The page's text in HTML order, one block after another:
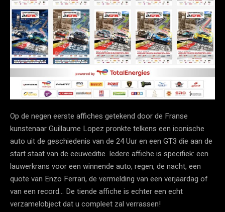
Op de negen eerste affiches getekend door de Franse
kunstenaar Guillaume Lopez pronkte telkens een iconische
auto uit de geschiedenis van de 24 Uur en een GT3 die aan de
start staat van de eeuweditie. Iedere affiche is specifiek: een
lauwerkrans voor een winnende auto, regen, de nacht, een
quote van Enzo Ferrari, de vermelding van een verjaardag of
van een record… De tiende affiche is echter een echt
verzamelobject dat u compleet zal verrassen!